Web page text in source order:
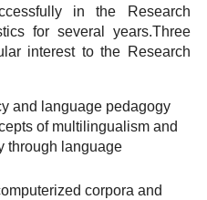
in the Research
for several years.Three
interest to the Research
and language pedagogy
of multilingualism and
through language
corpora and